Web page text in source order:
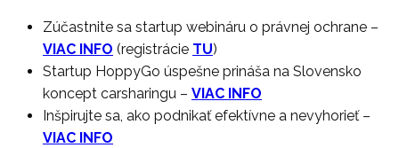
Zúčastnite sa startup webináru o právnej ochrane –
VIAC INFO (registrácie TU)
Startup HoppyGo úspešne prináša na Slovensko
koncept carsharingu – VIAC INFO
Inšpirujte sa, ako podnikať efektívne a nevyhorieť–
VIAC INFO